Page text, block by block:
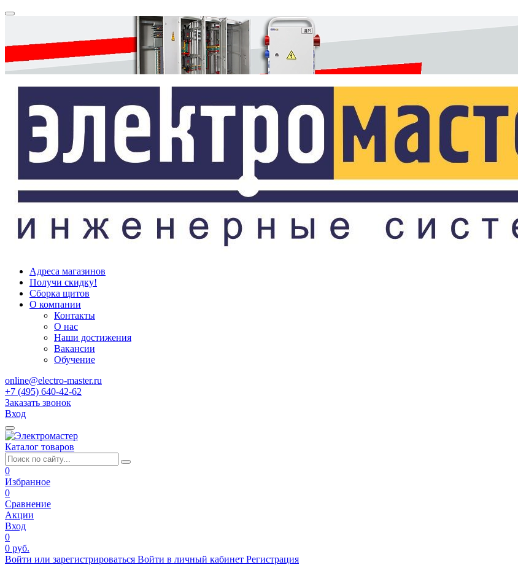
Адреса магазинов
Получи скидку!
Сборка щитов
О компании
Контакты
О нас
Наши достижения
Вакансии
Обучение
online@electro-master.ru
+7 (495) 640-42-62
Заказать звонок
Вход
Каталог товаров
0
Избранное
0
Сравнение
Акции
Вход
0
0 руб.
Войти или зарегистрироваться Войти в личный кабинет Регистрация